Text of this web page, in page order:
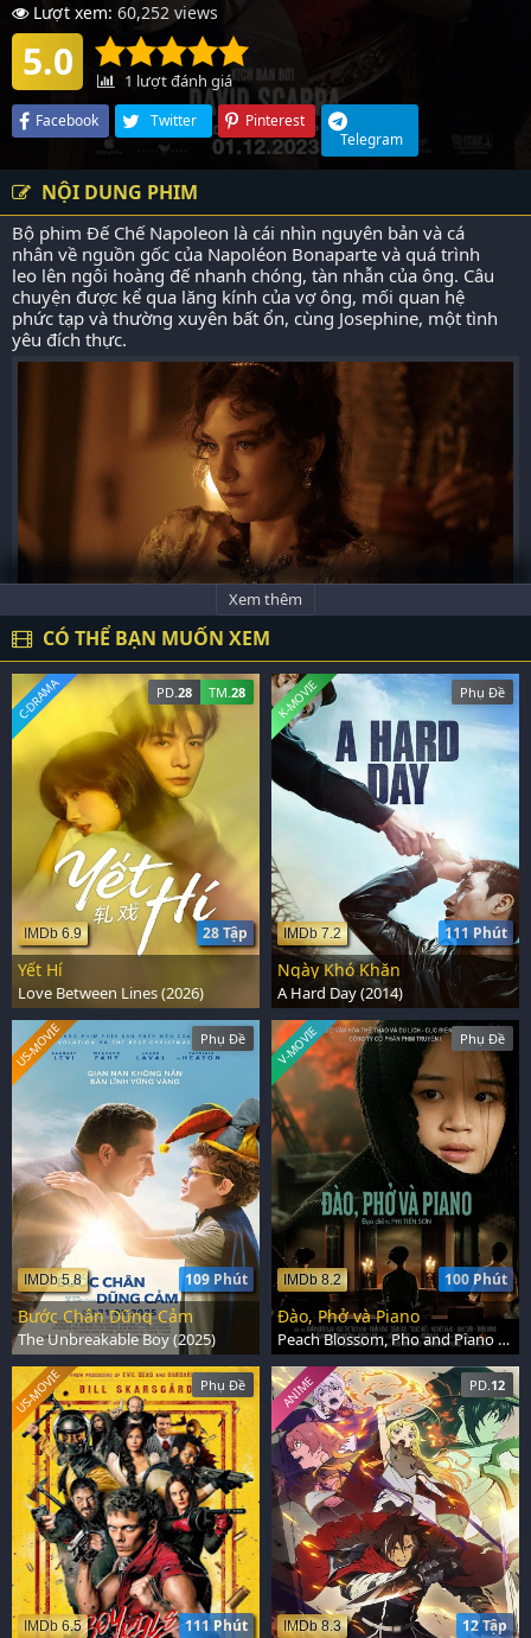
Lượt xem: 60,252 views
5.0 1 lượt đánh giá
Facebook Twitter
Pinterest
Telegram
NỘI DUNG PHIM
Bộ phim Đế Chế Napoleon là cái nhìn nguyên bản và cá
nhân về nguồn gốc của Napoléon Bonaparte và quá trình
leo lên ngôi hoàng đế nhanh chóng, tàn nhẫn của ông. Câu
chuyện được kể qua lăng kính của vợ ông, mối quan hệ
phức tạp và thường xuyên bất ổn, cùng Josephine, một tình
yêu đích thực.
Xem thêm
CÓ THỂ BẠN MUỐN XEM
PD. 28 TM. 28
28 Tập
IMDb 6.9
C-DRAMA
Yết Hí
Love Between Lines (2026)
Phụ Đề
111 Phút
IMDb 7.2
K-MOVIE
Ngày Khó Khăn
A Hard Day (2014)
Phụ Đề
109 Phút
IMDb 5.8
US-MOVIE
Bước Chân Dũng Cảm
The Unbreakable Boy (2025)
Phụ Đề
100 Phút
IMDb 8.2
V-MOVIE
Đào, Phở và Piano
Peach Blossom, Pho and Piano (2023)
Phụ Đề
111 Phút
IMDb 6.5
US-MOVIE PD.12
12 Tập
IMDb 8.3
ANIME